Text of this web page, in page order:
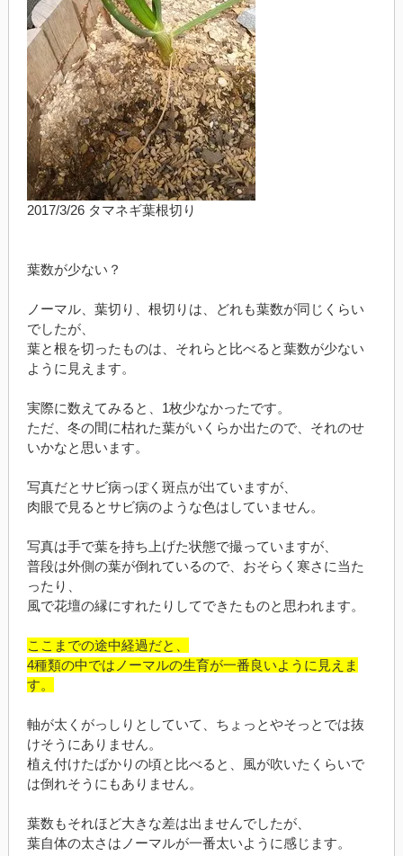
2017/3/26 タマネギ葉根切り
葉数が少ない？
ノーマル、葉切り、根切りは、どれも葉数が同じくらい
でしたが、
葉と根を切ったものは、それらと比べると葉数が少ない
ように見えます。
実際に数えてみると、1枚少なかったです。
ただ、冬の間に枯れた葉がいくらか出たので、それのせ
いかなと思います。
写真だとサビ病っぽく斑点が出ていますが、
肉眼で見るとサビ病のような色はしていません。
写真は手で葉を持ち上げた状態で撮っていますが、
普段は外側の葉が倒れているので、おそらく寒さに当た
ったり、
風で花壇の縁にすれたりしてできたものと思われます。
ここまでの途中経過だと、
4種類の中ではノーマルの生育が一番良いように見えま
す。
軸が太くがっしりとしていて、ちょっとやそっとでは抜
けそうにありません。
植え付けたばかりの頃と比べると、風が吹いたくらいで
は倒れそうにもありません。
葉数もそれほど大きな差は出ませんでしたが、
葉自体の太さはノーマルが一番太いように感じます。